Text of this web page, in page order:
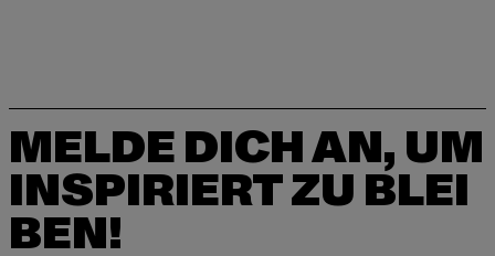
MELDE DICH AN, UM
INSPIRIERT ZU BLEI
BEN!